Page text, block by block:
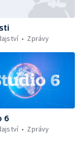
Zprávy
6
Zprávy